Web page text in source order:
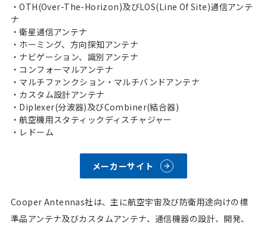
・OTH(Over-The-Horizon)及びLOS(Line Of Site)通信アンテ
ナ
・衛星通信アンテナ
・ホーミング、方向探知アンテナ
・ナビゲーション、識別アンテナ
・コンフォーマルアンテナ
・マルチファンクション・マルチバンドアンテナ
・カスタム設計アンテナ
・Diplexer(分波器)及びCombiner(結合器)
・航空機用スタティックディスチャジャー
・レドーム
メーカーサイト
Cooper Antennas社は、主に航空宇宙及び防衛用途向けの標
準品アンテナ及びカスタムアンテナ、通信機器の設計、開発、